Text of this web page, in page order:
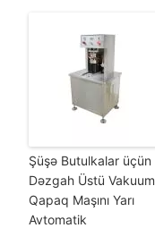
Şüşə Butulkalar üçün
Dəzgah Üstü Vakuum
Qapaq Maşını Yarı
Avtomatik